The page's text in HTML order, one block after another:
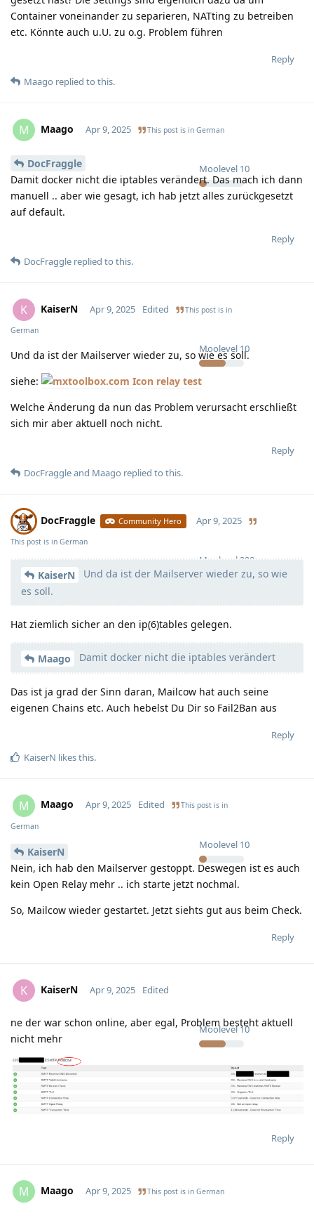
Container voneinander zu separieren, NATting zu betreiben
etc. Könnte auch u.U. zu o.g. Problem führen
Reply
Maago replied to this.
M Maago
Moolevel 10
Apr 9, 2025 This post is in German
DocFraggle
Damit docker nicht die iptables verändert. Das mach ich dann
manuell .. aber wie gesagt, ich hab jetzt alles zurückgesetzt
auf default.
Reply
DocFraggle replied to this.
K KaiserN
Moolevel 10
Apr 9, 2025 Edited This post is in
German
Und da ist der Mailserver wieder zu, so wie es soll.
siehe:
relay test
Welche Änderung da nun das Problem verursacht erschließt
sich mir aber aktuell noch nicht.
Reply
DocFraggleand Maago replied to this.
DocFraggle Community Hero
Moolevel 398
Apr 9, 2025
This post is in German
KaiserN
Und da ist der Mailserver wieder zu, so wie
es soll.
Hat ziemlich sicher an den ip(6)tables gelegen.
Maago Damit docker nicht die iptables verändert
Das ist ja grad der Sinn daran, Mailcow hat auch seine
eigenen Chains etc. Auch hebelst Du Dir so Fail2Ban aus
Reply
KaiserN likes this.
M Maago
Moolevel 10
Apr 9, 2025 Edited This post is in
German
KaiserN
Nein, ich hab den Mailserver gestoppt. Deswegen ist es auch
kein Open Relay mehr .. ich starte jetzt nochmal.
So, Mailcow wieder gestartet. Jetzt siehts gut aus beim Check.
Reply
K KaiserN
Moolevel 10
Apr 9, 2025 Edited
ne der war schon online, aber egal, Problem besteht aktuell
nicht mehr
Reply
M Maago Apr 9, 2025 This post is in German